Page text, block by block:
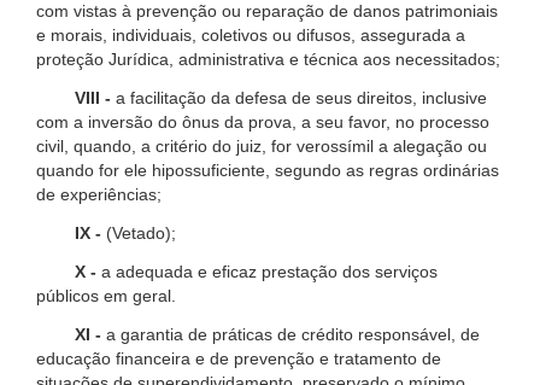
com vistas à prevenção ou reparação de danos patrimoniais
e morais, individuais, coletivos ou difusos, assegurada a
proteção Jurídica, administrativa e técnica aos necessitados;
VIII - a facilitação da defesa de seus direitos, inclusive
com a inversão do ônus da prova, a seu favor, no processo
civil, quando, a critério do juiz, for verossímil a alegação ou
quando for ele hipossuficiente, segundo as regras ordinárias
de experiências;
IX - (Vetado);
X - a adequada e eficaz prestação dos serviços
públicos em geral.
XI - a garantia de práticas de crédito responsável, de
educação financeira e de prevenção e tratamento de